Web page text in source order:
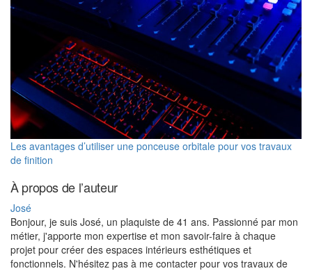
Les avantages d’utiliser une ponceuse orbitale pour vos travaux
de finition
À propos de l’auteur
José
Bonjour, je suis José, un plaquiste de 41 ans. Passionné par mon
métier, j'apporte mon expertise et mon savoir-faire à chaque
projet pour créer des espaces intérieurs esthétiques et
fonctionnels. N'hésitez pas à me contacter pour vos travaux de